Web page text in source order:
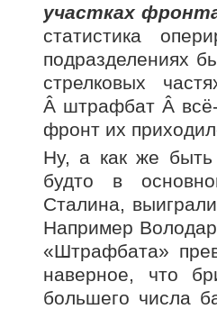
участках
статистика
подразделениях
стрелковых
Â штрафбат Â
фронт их
Ну, а как же быть
будто в
Сталина,
Например
«Штрафбата»
наверное, что
большего числа